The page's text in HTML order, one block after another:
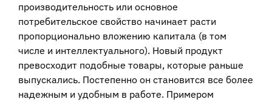
производительность или основное
потребительское свойство начинает расти
пропорционально вложению капитала (в том
числе и интеллектуального). Новый продукт
превосходит подобные товары, которые раньше
выпускались. Постепенно он становится все более
надежным и удобным в работе. Примером